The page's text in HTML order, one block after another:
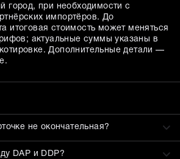
город, при необходимости с
импортёров. До
итоговая стоимость может меняться
актуальные суммы указаны в
Дополнительные детали —
не окончательная?
DAP и DDP?